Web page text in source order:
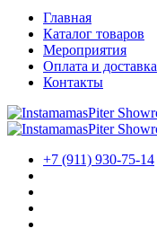
Главная
Каталог товаров
Мероприятия
Оплата и доставка
Контакты
+7 (911) 930-75-14